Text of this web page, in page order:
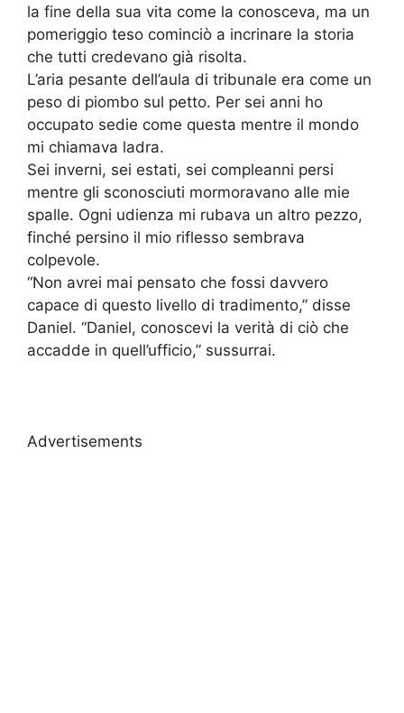
la fine della sua vita come la conosceva, ma un
pomeriggio teso cominciò a incrinare la storia
che tutti credevano già risolta.
L’aria pesante dell’aula di tribunale era come un
peso di piombo sul petto. Per sei anni ho
occupato sedie come questa mentre il mondo
mi chiamava ladra.
Sei inverni, sei estati, sei compleanni persi
mentre gli sconosciuti mormoravano alle mie
spalle. Ogni udienza mi rubava un altro pezzo,
finché persino il mio riflesso sembrava
colpevole.
“Non avrei mai pensato che fossi davvero
capace di questo livello di tradimento,” disse
Daniel. “Daniel, conoscevi la verità di ciò che
accadde in quell’ufficio,” sussurrai.
Advertisements